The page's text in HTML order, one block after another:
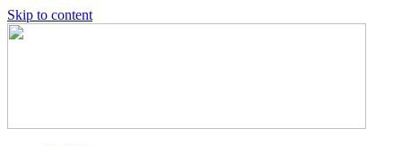
Skip to content